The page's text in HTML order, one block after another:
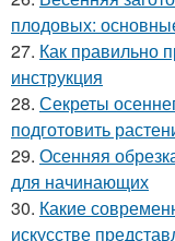
плодовых:
27. Как правильно
инструкция
28. Секреты
подготовить
29. Осенняя
для начинающих
30. Какие
искусстве